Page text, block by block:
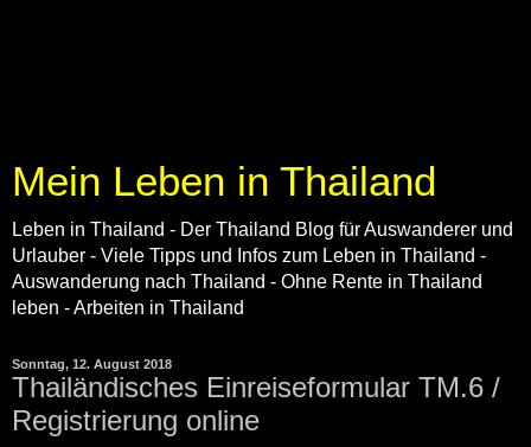
Mein Leben in Thailand
Leben in Thailand - Der Thailand Blog für Auswanderer und
Urlauber - Viele Tipps und Infos zum Leben in Thailand -
Auswanderung nach Thailand - Ohne Rente in Thailand
leben - Arbeiten in Thailand
Sonntag, 12. August 2018
Thailändisches Einreiseformular TM.6 /
Registrierung online